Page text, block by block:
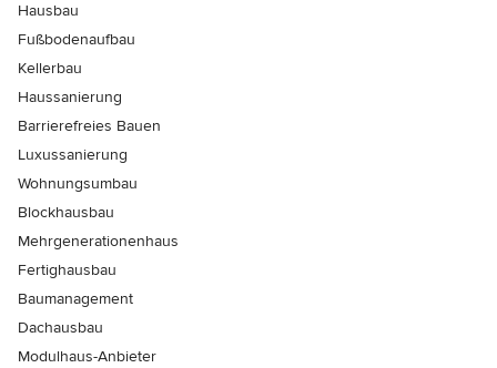
Hausbau
Fußbodenaufbau
Kellerbau
Haussanierung
Barrierefreies Bauen
Luxussanierung
Wohnungsumbau
Blockhausbau
Mehrgenerationenhaus
Fertighausbau
Baumanagement
Dachausbau
Modulhaus-Anbieter